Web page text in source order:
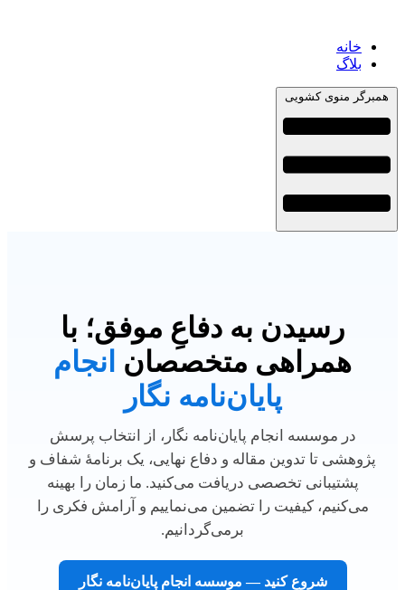
خانه
بلاگ
همبرگر منوی کشویی
رسیدن به دفاعِ موفق؛ با
همراهی متخصصان انجام
پایان‌نامه نگار
در موسسه انجام پایان‌نامه نگار، از انتخاب پرسش
پژوهشی تا تدوین مقاله و دفاع نهایی، یک برنامهٔ شفاف و
پشتیبانی تخصصی دریافت می‌کنید. ما زمان را بهینه
می‌کنیم، کیفیت را تضمین می‌نماییم و آرامش فکری را
برمی‌گردانیم.
شروع کنید — موسسه انجام پایان‌نامه نگار